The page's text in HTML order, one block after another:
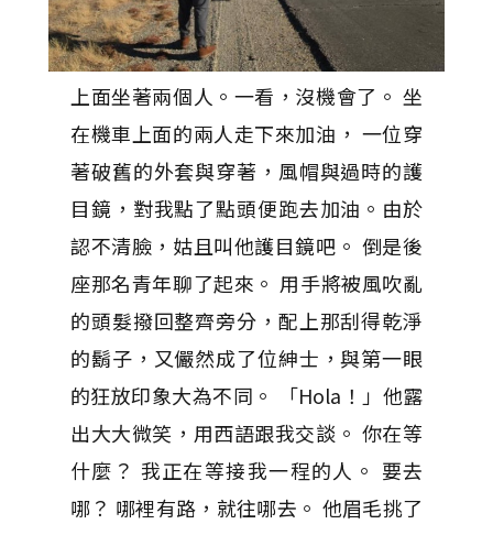
上面坐著兩個人。一看，沒機會了。 坐
在機車上面的兩人走下來加油， 一位穿
著破舊的外套與穿著，風帽與過時的護
目鏡，對我點了點頭便跑去加油。由於
認不清臉，姑且叫他護目鏡吧。 倒是後
座那名青年聊了起來。 用手將被風吹亂
的頭髮撥回整齊旁分，配上那刮得乾淨
的鬍子，又儼然成了位紳士，與第一眼
的狂放印象大為不同。 「Hola！」他露
出大大微笑，用西語跟我交談。 你在等
什麼？ 我正在等接我一程的人。 要去
哪？ 哪裡有路，就往哪去。 他眉毛挑了